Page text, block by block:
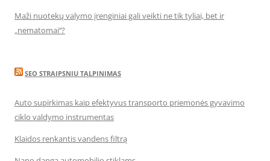
Maži nuotekų valymo įrenginiai gali veikti ne tik tyliai, bet ir
„nematomai‘‘?
SEO STRAIPSNIU TALPINIMAS
Auto supirkimas kaip efektyvus transporto priemonės gyvavimo
ciklo valdymo instrumentas
Klaidos renkantis vandens filtrą